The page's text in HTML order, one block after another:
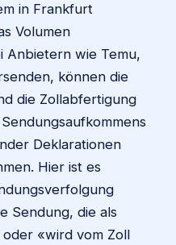
in Frankfurt
Volumen
Anbietern wie Temu,
können die
die Zollabfertigung
Deklarationen
Hier ist es
Sendung, die als
«wird vom Zoll